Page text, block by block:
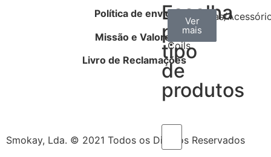
Escolha
por
tipo
de
produtos
Arame
Coils
Ver
mais
Algodão
Ver
mais
Ferramentas/
Ver
mais
Política de envios
Missão e Valores
Livro de Reclamações
Smokay, Lda. © 2021 Todos os Direitos Reservados